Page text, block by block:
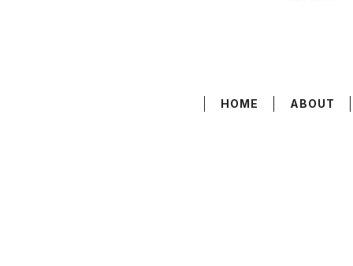
HOME ABOUT